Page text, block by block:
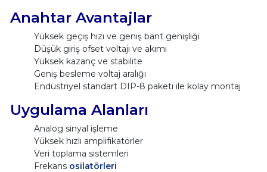
Anahtar Avantajlar
Yüksek geçiş hızı ve geniş bant genişliği
Düşük giriş ofset voltajı ve akımı
Yüksek kazanç ve stabilite
Geniş besleme voltaj aralığı
Endüstriyel standart DIP-8 paketi ile kolay montaj
Uygulama Alanları
Analog sinyal işleme
Yüksek hızlı amplifikatörler
Veri toplama sistemleri
Frekans osilatörleri